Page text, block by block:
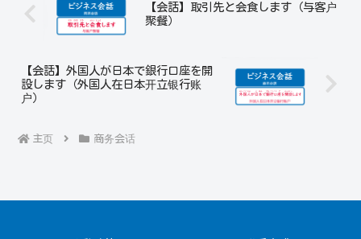
【会話】取引先と会食します（与客户
聚餐）
【会話】外国人が日本で銀行口座を開
設します（外国人在日本开立银行账
户）
主页 商务会话